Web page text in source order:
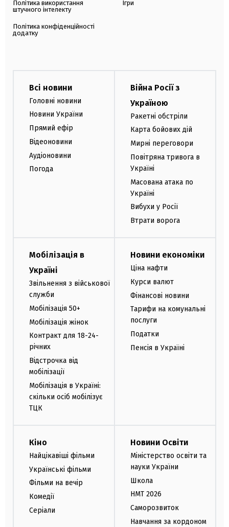
Політика використання
штучного інтелекту
Політика конфіденційності
додатку
Ігри
Всі новини
Головні новини
Новини України
Прямий ефір
Відеоновини
Аудіоновини
Погода
Війна Росії з
Україною
Ракетні обстріли
Карта бойових дій
Мирні переговори
Повітряна тривога в
Україні
Масована атака по
Україні
Вибухи у Росії
Втрати ворога
Мобілізація в
Україні
Звільнення з військової
служби
Мобілізація 50+
Мобілізація жінок
Контракт для 18-24-
річних
Відстрочка від
мобілізації
Мобілізація в Україні:
скільки осіб мобілізує
ТЦК
Новини економіки
Ціна нафти
Курси валют
Фінансові новини
Тарифи на комунальні
послуги
Податки
Пенсія в Україні
Кіно
Найцікавіші фільми
Українські фільми
Фільми на вечір
Комедії
Серіали
Новини Освіти
Міністерство освіти та
науки України
Школа
НМТ 2026
Саморозвиток
Навчання за кордоном